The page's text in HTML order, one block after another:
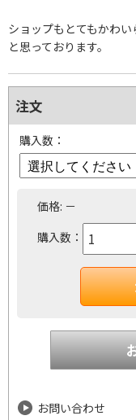
ショップもとてもかわ
と思っております。
注文
購入数：
価格: －
購入数：
お問い合わせ